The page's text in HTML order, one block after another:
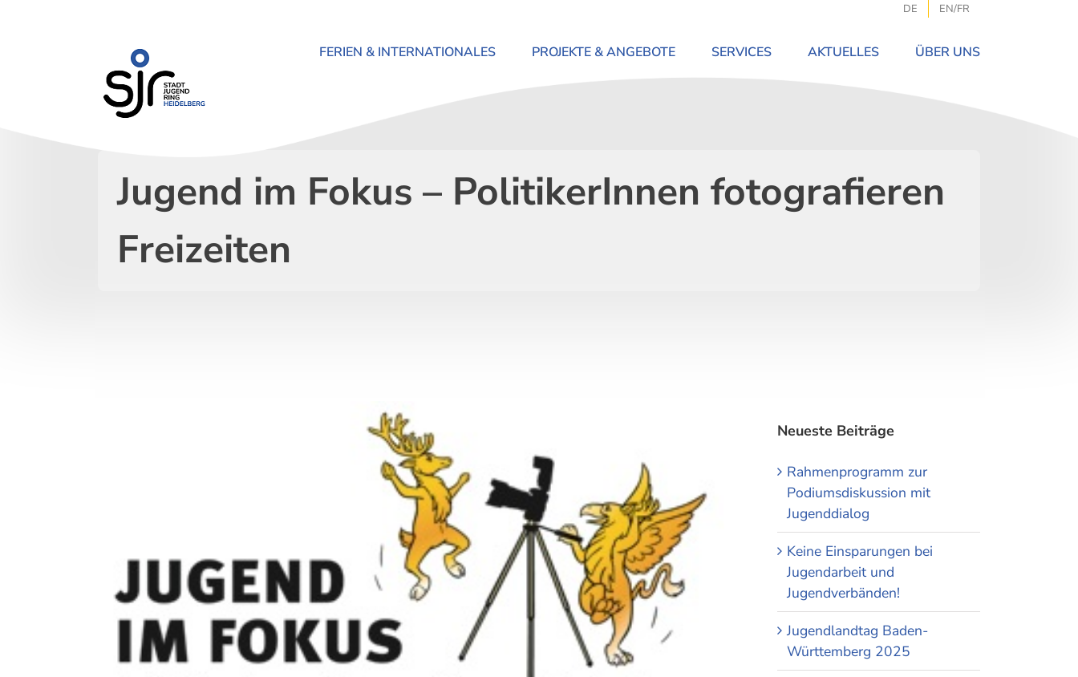
DE EN/FR
FERIEN & INTERNATIONALES PROJEKTE & ANGEBOTE SERVICES AKTUELLES ÜBER UNS
Jugend im Fokus – PolitikerInnen fotografieren
Freizeiten
Neueste Beiträge
Rahmenprogramm zur
Podiumsdiskussion mit
Jugenddialog
Keine Einsparungen bei
Jugendarbeit und
Jugendverbänden!
Jugendlandtag Baden-
Württemberg 2025